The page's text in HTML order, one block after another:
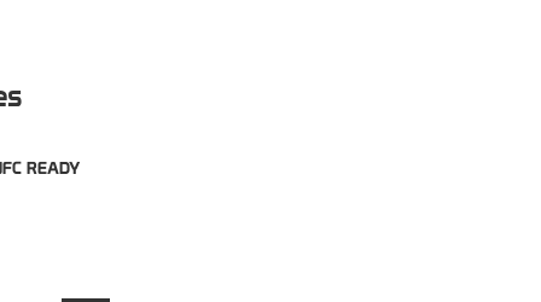
na Itália!
preta normal, oferece dupla
vida útil e menor atrito em cordões e
READY